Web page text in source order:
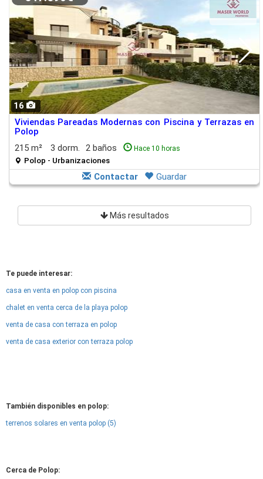
16
Viviendas Pareadas Modernas con Piscina y Terrazas en
Polop
215 m²
3 dorm. 2 baños Hace 10 horas
Polop - Urbanizaciones
Contactar Guardar
Más resultados
Te puede interesar:
casa en venta en polop con piscina
chalet en venta cerca de la playa polop
venta de casa con terraza en polop
venta de casa exterior con terraza polop
También disponibles en polop:
terrenos solares en venta polop (5)
Cerca de Polop: